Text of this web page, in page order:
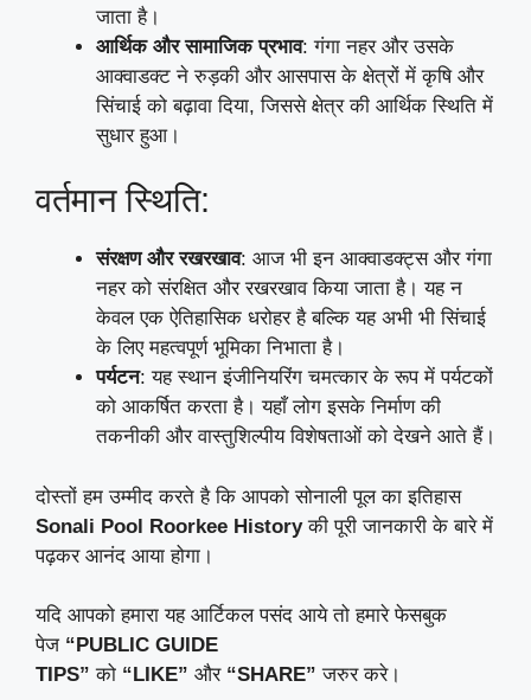
जाता है।
आर्थिक और सामाजिक प्रभाव: गंगा नहर और उसके
आक्वाडक्ट ने रुड़की और आसपास के क्षेत्रों में कृषि और
सिंचाई को बढ़ावा दिया, जिससे क्षेत्र की आर्थिक स्थिति में
सुधार हुआ।
वर्तमान स्थिति:
संरक्षण और रखरखाव: आज भी इन आक्वाडक्ट्स और गंगा
नहर को संरक्षित और रखरखाव किया जाता है। यह न
केवल एक ऐतिहासिक धरोहर है बल्कि यह अभी भी सिंचाई
के लिए महत्वपूर्ण भूमिका निभाता है।
पर्यटन: यह स्थान इंजीनियरिंग चमत्कार के रूप में पर्यटकों
को आकर्षित करता है। यहाँ लोग इसके निर्माण की
तकनीकी और वास्तुशिल्पीय विशेषताओं को देखने आते हैं।
दोस्तों हम उम्मीद करते है कि आपको सोनाली पूल का इतिहास
Sonali Pool Roorkee Historyकी पूरी जानकारी के बारे में
पढ़कर आनंद आया होगा।
यदि आपको हमारा यह आर्टिकल पसंद आये तो हमारे फेसबुक
पेज “PUBLIC GUIDE
TIPS” को “LIKE” और “SHARE”जरुर करे।